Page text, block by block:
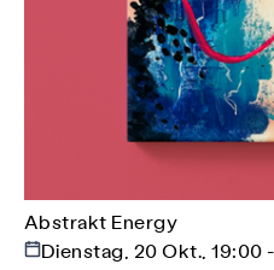
Abstrakt Energy
Dienstag, 20 Okt., 19:00